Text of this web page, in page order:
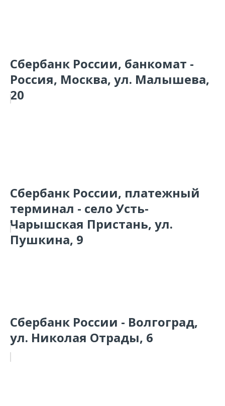
Сбербанк России, банкомат -
Россия, Москва, ул. Малышева,
20
Сбербанк России, платежный
терминал - село Усть-
Чарышская Пристань, ул.
Пушкина, 9
Сбербанк России - Волгоград,
ул. Николая Отрады, 6